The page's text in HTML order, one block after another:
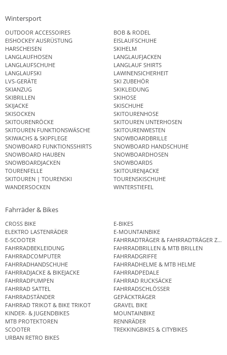
Wintersport
OUTDOOR ACCESSOIRES
BOB & RODEL
EISHOCKEY AUSRÜSTUNG
EISLAUFSCHUHE
HARSCHEISEN
SKIHELM
LANGLAUFHOSEN
LANGLAUFJACKEN
LANGLAUFSCHUHE
LANGLAUF SHIRTS
LANGLAUFSKI
LAWINENSICHERHEIT
LVS-GERÄTE
SKI ZUBEHÖR
SKIANZUG
SKIKLEIDUNG
SKIBRILLEN
SKIHOSE
SKIJACKE
SKISCHUHE
SKISOCKEN
SKITOURENHOSE
SKITOURENRÖCKE
SKITOUREN UNTERHOSEN
SKITOUREN FUNKTIONSWÄSCHE
SKITOURENWESTEN
SKIWACHS & SKIPFLEGE
SNOWBOARDBRILLE
SNOWBOARD FUNKTIONSSHIRTS
SNOWBOARD HANDSCHUHE
SNOWBOARD HAUBEN
SNOWBOARDHOSEN
SNOWBOARDJACKEN
SNOWBOARDS
TOURENFELLE
SKITOURENJACKE
SKITOUREN | TOURENSKI
TOURENSKISCHUHE
WANDERSOCKEN
WINTERSTIEFEL
Fahrräder & Bikes
CROSS BIKE
E-BIKES
ELEKTRO LASTENRÄDER
E-MOUNTAINBIKE
E-SCOOTER
FAHRRADTRÄGER & FAHRRADTRÄGER
FAHRRADBEKLEIDUNG
FAHRRADBRILLEN & MTB BRILLEN
FAHRRADCOMPUTER
FAHRRADGRIFFE
FAHRRADHANDSCHUHE
FAHRRADHELME & MTB HELME
FAHRRADJACKE & BIKEJACKE
FAHRRADPEDALE
FAHRRADPUMPEN
FAHRRAD RUCKSÄCKE
FAHRRAD SATTEL
FAHRRADSCHLÖSSER
FAHRRADSTÄNDER
GEPÄCKTRÄGER
FAHRRAD TRIKOT & BIKE TRIKOT
GRAVEL BIKE
KINDER- & JUGENDBIKES
MOUNTAINBIKE
MTB PROTEKTOREN
RENNRÄDER
SCOOTER
TREKKINGBIKES & CITYBIKES
URBAN RETRO BIKES